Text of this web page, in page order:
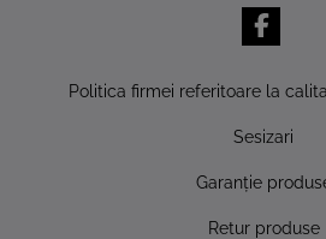
Politica firmei referitoare la
Sesizari
Garanţie
Retur produse